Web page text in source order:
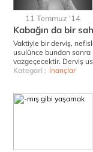
11 Temmuz '14
Kabağın da bir
Vaktiyle bir derviş,
usulünce bundan sonra
vazgeçecektir. Derviş
Kategori : İnançlar